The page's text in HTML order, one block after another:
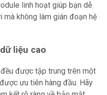
linh hoạt giúp bạn dễ
mà không làm gián đoạn hệ
liệu cao
được tập trung trên một
ưu tiên hàng đầu. Hãy